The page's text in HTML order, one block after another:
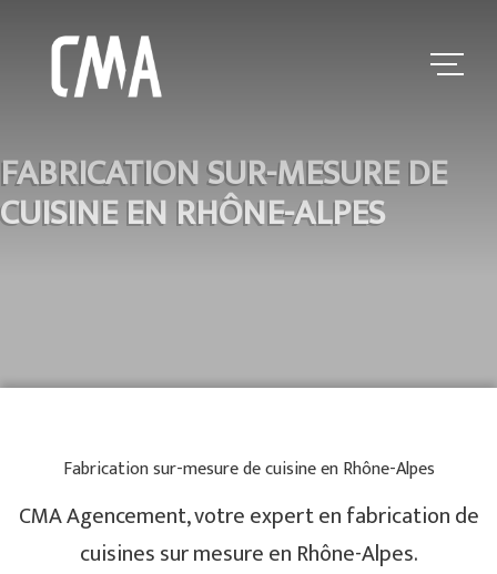
FABRICATION SUR-MESURE DE
CUISINE EN RHÔNE-ALPES
Fabrication sur-mesure de cuisine en Rhône-Alpes
CMA Agencement, votre expert en fabrication de
cuisines sur mesure en Rhône-Alpes.